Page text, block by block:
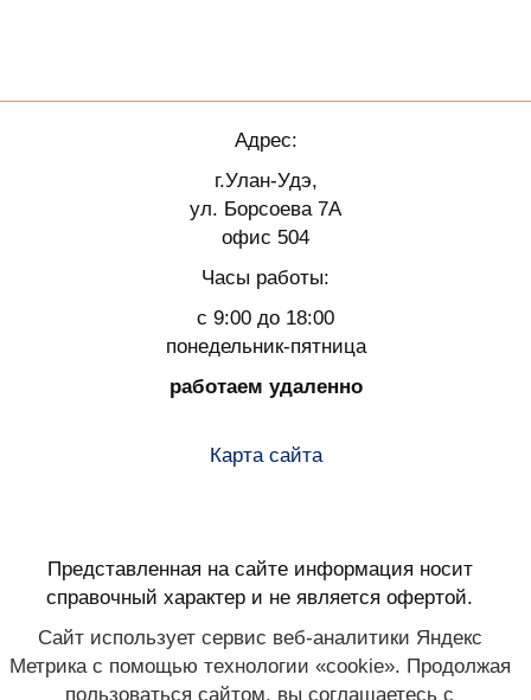
Адрес:
г.Улан-Удэ,
ул. Борсоева 7А
офис 504
Часы работы:
с 9:00 до 18:00
понедельник-пятница
работаем удаленно
Карта сайта
Представленная на сайте информация носит
справочный характер и не является офертой.
Сайт использует сервис веб-аналитики Яндекс
Метрика с помощью технологии «cookie». Продолжая
пользоваться сайтом, вы соглашаетесь с